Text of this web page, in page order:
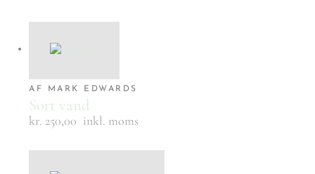
AF MARK EDWARDS
Sort vand
kr. 250,00 inkl. moms